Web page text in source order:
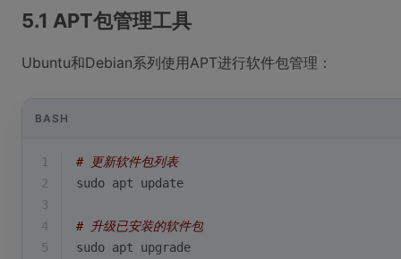
5.1 APT包管理工具
Ubuntu和Debian系列使用APT进行软件包管理：
BASH
1
# 更新软件包列表
2
sudo apt update
3
4
# 升级已安装的软件包
5
sudo apt upgrade